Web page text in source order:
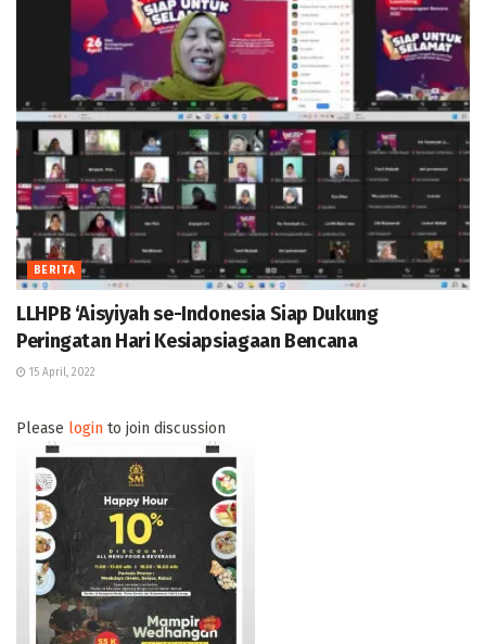
BERITA
LLHPB ‘Aisyiyah se-Indonesia Siap Dukung
Peringatan Hari Kesiapsiagaan Bencana
15 April, 2022
Please login to join discussion